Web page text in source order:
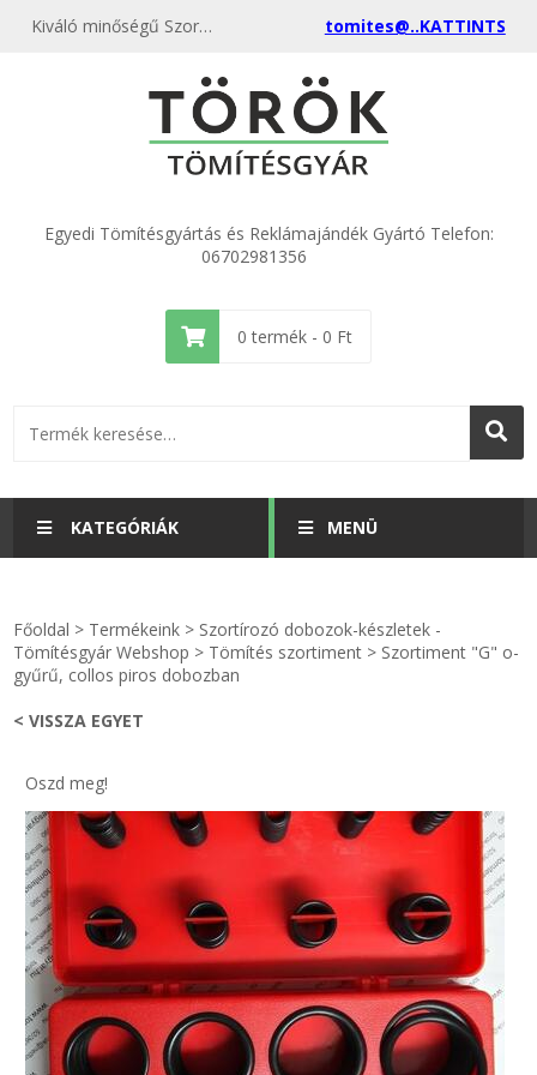
Kiváló minőségű Szortiment "G" o-gyűrű, collos piros dobozban kedvező áron, egyenest a gyártótól, rendeld meg most és csatlakozz a több ezer elégedett vásárlóhoz. tomites@..KATTINTS
Egyedi Tömítésgyártás és Reklámajándék Gyártó Telefon:
06702981356
0 termék - 0 Ft
KATEGÓRIÁK
KULCSTARTÓ - KULCSKARIKA
IPARI KARIMA TÖMÍTÉS
TÖMÍTŐ TÁBLA - SZIGETELŐ LEMEZ
GUMILEMEZ - FILC - HÓTOLÓ
MENÜ
videók
Rólunk
Egyedi gyártás
Hírek
Kapcsolat
ÁSZF
Főoldal > Termékeink > Szortírozó dobozok-készletek -
Tömítésgyár Webshop > Tömítés szortiment > Szortiment "G" o-
gyűrű, collos piros dobozban
< VISSZA EGYET
Oszd meg!